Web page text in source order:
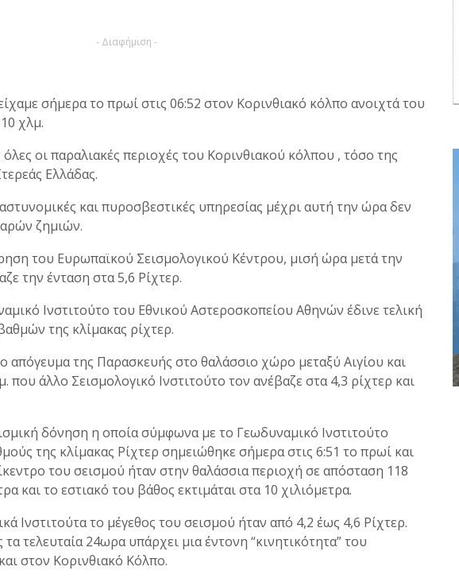
- Διαφήμιση -
σήμερα το πρωί στις 06:52 στον Κορινθιακό κόλπο ανοιχτά του
χλμ.
οι παραλιακές περιοχές του Κορινθιακού κόλπου , τόσο της
Ελλάδας.
και πυροσβεστικές υπηρεσίας μέχρι αυτή την ώρα δεν
ζημιών.
του Ευρωπαϊκού Σεισμολογικού Κέντρου, μισή ώρα μετά την
την ένταση στα 5,6 Ρίχτερ.
Ινστιτούτο του Εθνικού Αστεροσκοπείου Αθηνών έδινε τελική
της κλίμακας ρίχτερ.
απόγευμα της Παρασκευής στο θαλάσσιο χώρο μεταξύ Αιγίου και
που άλλο Σεισμολογικό Ινστιτούτο τον ανέβαζε στα 4,3 ρίχτερ και
δόνηση η οποία σύμφωνα με το Γεωδυναμικό Ινστιτούτο
της κλίμακας Ρίχτερ σημειώθηκε σήμερα στις 6:51 το πρωί και
του σεισμού ήταν στην θαλάσσια περιοχή σε απόσταση 118
και το εστιακό του βάθος εκτιμάται στα 10 χιλιόμετρα.
Ινστιτούτα το μέγεθος του σεισμού ήταν από 4,2 έως 4,6 Ρίχτερ.
τελευταία 24ωρα υπάρχει μια έντονη “κινητικότητα” του
στον Κορινθιακό Κόλπο.